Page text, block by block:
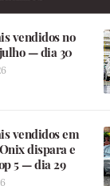
vendidos no
— dia 30
vendidos em
dispara e
5 — dia 29